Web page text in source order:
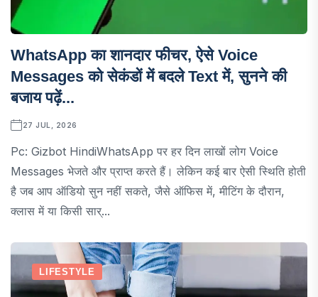
WhatsApp का शानदार फीचर, ऐसे Voice
Messages को सेकंडों में बदले Text में, सुनने की
बजाय पढ़ें...
27 JUL, 2026
Pc: Gizbot HindiWhatsApp पर हर दिन लाखों लोग Voice
Messages भेजते और प्राप्त करते हैं। लेकिन कई बार ऐसी स्थिति होती
है जब आप ऑडियो सुन नहीं सकते, जैसे ऑफिस में, मीटिंग के दौरान,
क्लास में या किसी सार्...
LIFESTYLE